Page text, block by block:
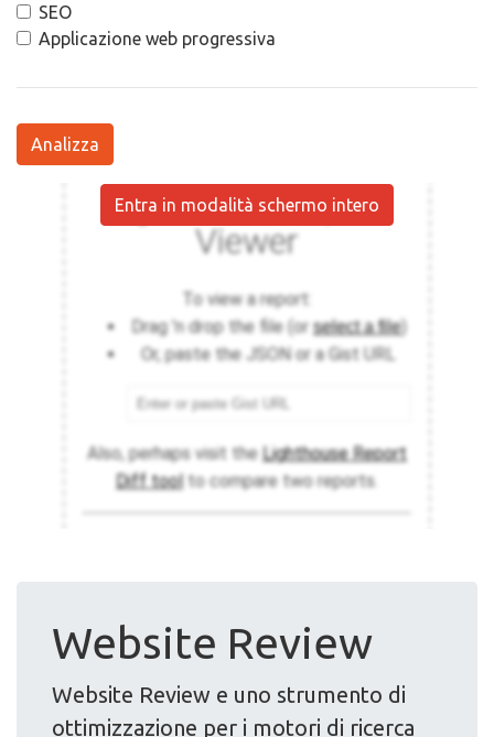
SEO
Applicazione web progressiva
Analizza
Entra in modalità schermo intero
Website Review
Website Review e uno strumento di
ottimizzazione per i motori di ricerca